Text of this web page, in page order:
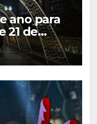
ano para
21 de
janeiro